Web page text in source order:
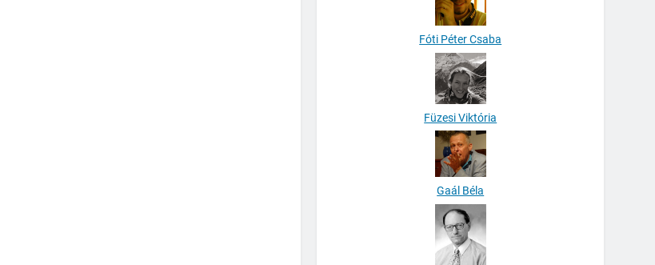
Fóti Péter Csaba
Füzesi Viktória
Gaál Béla